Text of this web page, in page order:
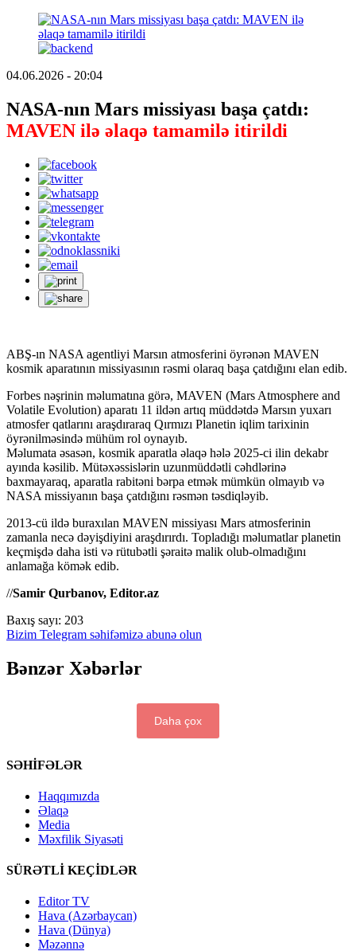
04.06.2026 - 20:04
NASA-nın Mars missiyası başa çatdı:
MAVEN ilə əlaqə tamamilə itirildi
ABŞ-ın NASA agentliyi Marsın atmosferini öyrənən MAVEN
kosmik aparatının missiyasının rəsmi olaraq başa çatdığını elan edib.
Forbes nəşrinin məlumatına görə, MAVEN (Mars Atmosphere and
Volatile Evolution) aparatı 11 ildən artıq müddətdə Marsın yuxarı
atmosfer qatlarını araşdıraraq Qırmızı Planetin iqlim tarixinin
öyrənilməsində mühüm rol oynayıb.
Məlumata əsasən, kosmik aparatla əlaqə hələ 2025-ci ilin dekabr
ayında kəsilib. Mütəxəssislərin uzunmüddətli cəhdlərinə
baxmayaraq, aparatla rabitəni bərpa etmək mümkün olmayıb və
NASA missiyanın başa çatdığını rəsmən təsdiqləyib.
2013-cü ildə buraxılan MAVEN missiyası Mars atmosferinin
zamanla necə dəyişdiyini araşdırırdı. Topladığı məlumatlar planetin
keçmişdə daha isti və rütubətli şəraitə malik olub-olmadığını
anlamağa kömək edib.
//Samir Qurbanov, Editor.az
Baxış sayı: 203
Bizim Telegram səhifəmizə abunə olun
Bənzər Xəbərlər
Daha çox
SƏHİFƏLƏR
Haqqımızda
Əlaqə
Media
Məxfilik Siyasəti
SÜRƏTLİ KEÇİDLƏR
Editor TV
Hava (Azərbaycan)
Hava (Dünya)
Məzənnə